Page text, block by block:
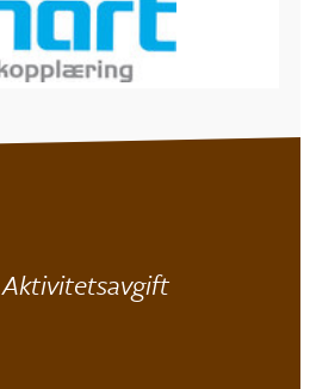
Aktivitetsavgift